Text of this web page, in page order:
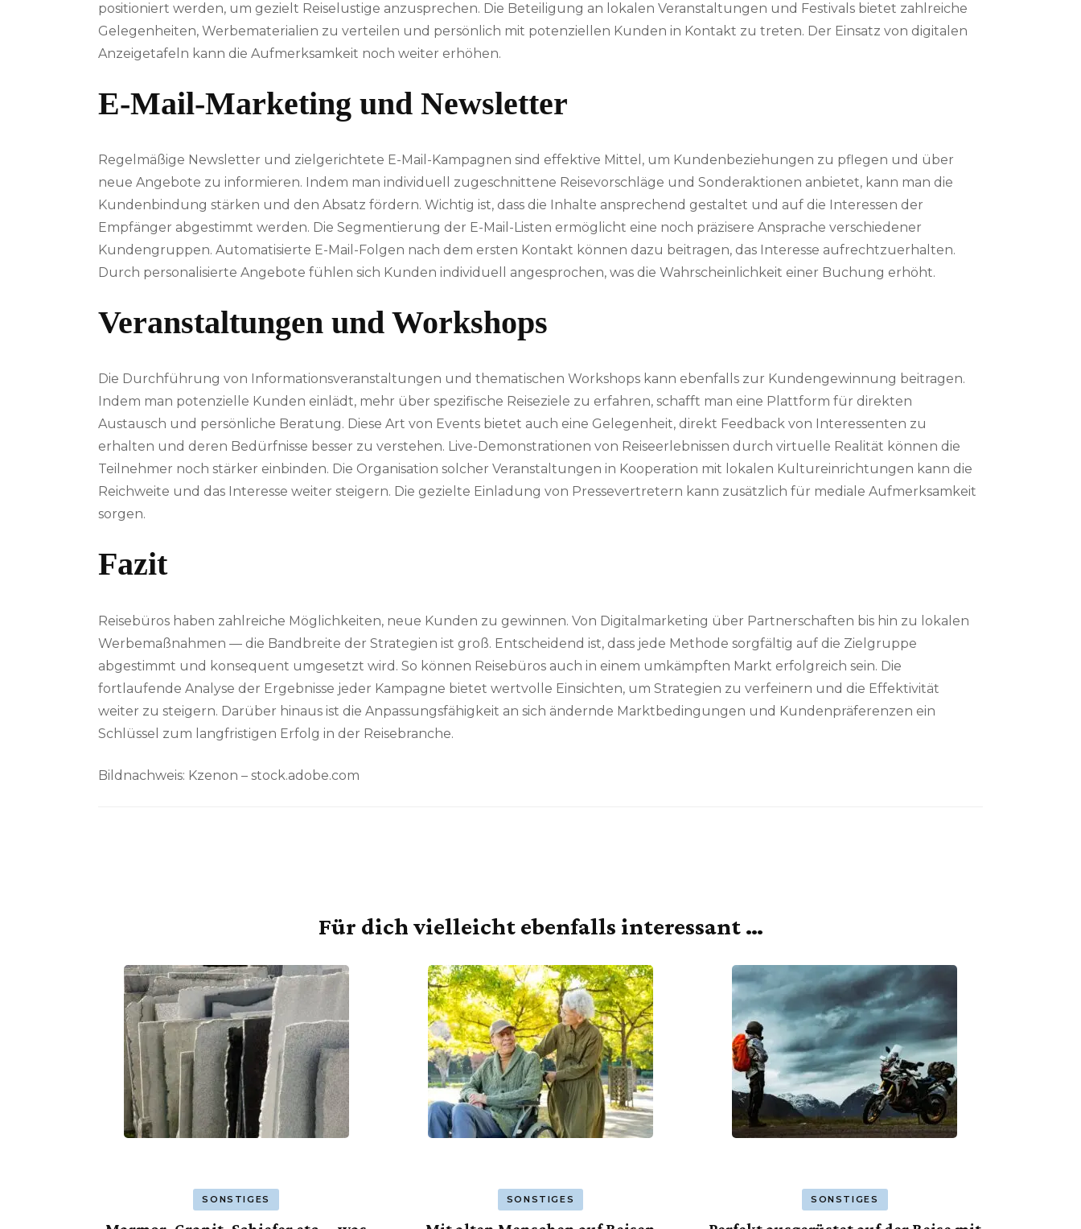
positioniert werden, um gezielt Reiselustige anzusprechen. Die Beteiligung an lokalen Veranstaltungen und Festivals bietet zahlreiche
Gelegenheiten, Werbematerialien zu verteilen und persönlich mit potenziellen Kunden in Kontakt zu treten. Der Einsatz von digitalen
Anzeigetafeln kann die Aufmerksamkeit noch weiter erhöhen.
E-Mail-Marketing und Newsletter
Regelmäßige Newsletter und zielgerichtete E-Mail-Kampagnen sind effektive Mittel, um Kundenbeziehungen zu pflegen und über
neue Angebote zu informieren. Indem man individuell zugeschnittene Reisevorschläge und Sonderaktionen anbietet, kann man die
Kundenbindung stärken und den Absatz fördern. Wichtig ist, dass die Inhalte ansprechend gestaltet und auf die Interessen der
Empfänger abgestimmt werden. Die Segmentierung der E-Mail-Listen ermöglicht eine noch präzisere Ansprache verschiedener
Kundengruppen. Automatisierte E-Mail-Folgen nach dem ersten Kontakt können dazu beitragen, das Interesse aufrechtzuerhalten.
Durch personalisierte Angebote fühlen sich Kunden individuell angesprochen, was die Wahrscheinlichkeit einer Buchung erhöht.
Veranstaltungen und Workshops
Die Durchführung von Informationsveranstaltungen und thematischen Workshops kann ebenfalls zur Kundengewinnung beitragen.
Indem man potenzielle Kunden einlädt, mehr über spezifische Reiseziele zu erfahren, schafft man eine Plattform für direkten
Austausch und persönliche Beratung. Diese Art von Events bietet auch eine Gelegenheit, direkt Feedback von Interessenten zu
erhalten und deren Bedürfnisse besser zu verstehen. Live-Demonstrationen von Reiseerlebnissen durch virtuelle Realität können die
Teilnehmer noch stärker einbinden. Die Organisation solcher Veranstaltungen in Kooperation mit lokalen Kultureinrichtungen kann die
Reichweite und das Interesse weiter steigern. Die gezielte Einladung von Pressevertretern kann zusätzlich für mediale Aufmerksamkeit
sorgen.
Fazit
Reisebüros haben zahlreiche Möglichkeiten, neue Kunden zu gewinnen. Von Digitalmarketing über Partnerschaften bis hin zu lokalen
Werbemaßnahmen — die Bandbreite der Strategien ist groß. Entscheidend ist, dass jede Methode sorgfältig auf die Zielgruppe
abgestimmt und konsequent umgesetzt wird. So können Reisebüros auch in einem umkämpften Markt erfolgreich sein. Die
fortlaufende Analyse der Ergebnisse jeder Kampagne bietet wertvolle Einsichten, um Strategien zu verfeinern und die Effektivität
weiter zu steigern. Darüber hinaus ist die Anpassungsfähigkeit an sich ändernde Marktbedingungen und Kundenpräferenzen ein
Schlüssel zum langfristigen Erfolg in der Reisebranche.
Bildnachweis: Kzenon – stock.adobe.com
Für dich vielleicht ebenfalls interessant …
SONSTIGES SONSTIGES SONSTIGES